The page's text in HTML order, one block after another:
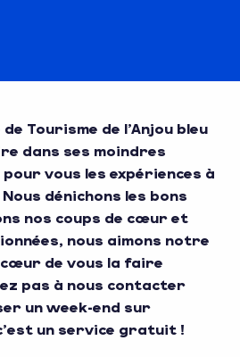
de Tourisme de l’Anjou bleu
dans ses moindres
vous les expériences à
dénichons les bons
nos coups de cœur et
nous aimons notre
de vous la faire
pas à nous contacter
un week-end sur
un service gratuit !